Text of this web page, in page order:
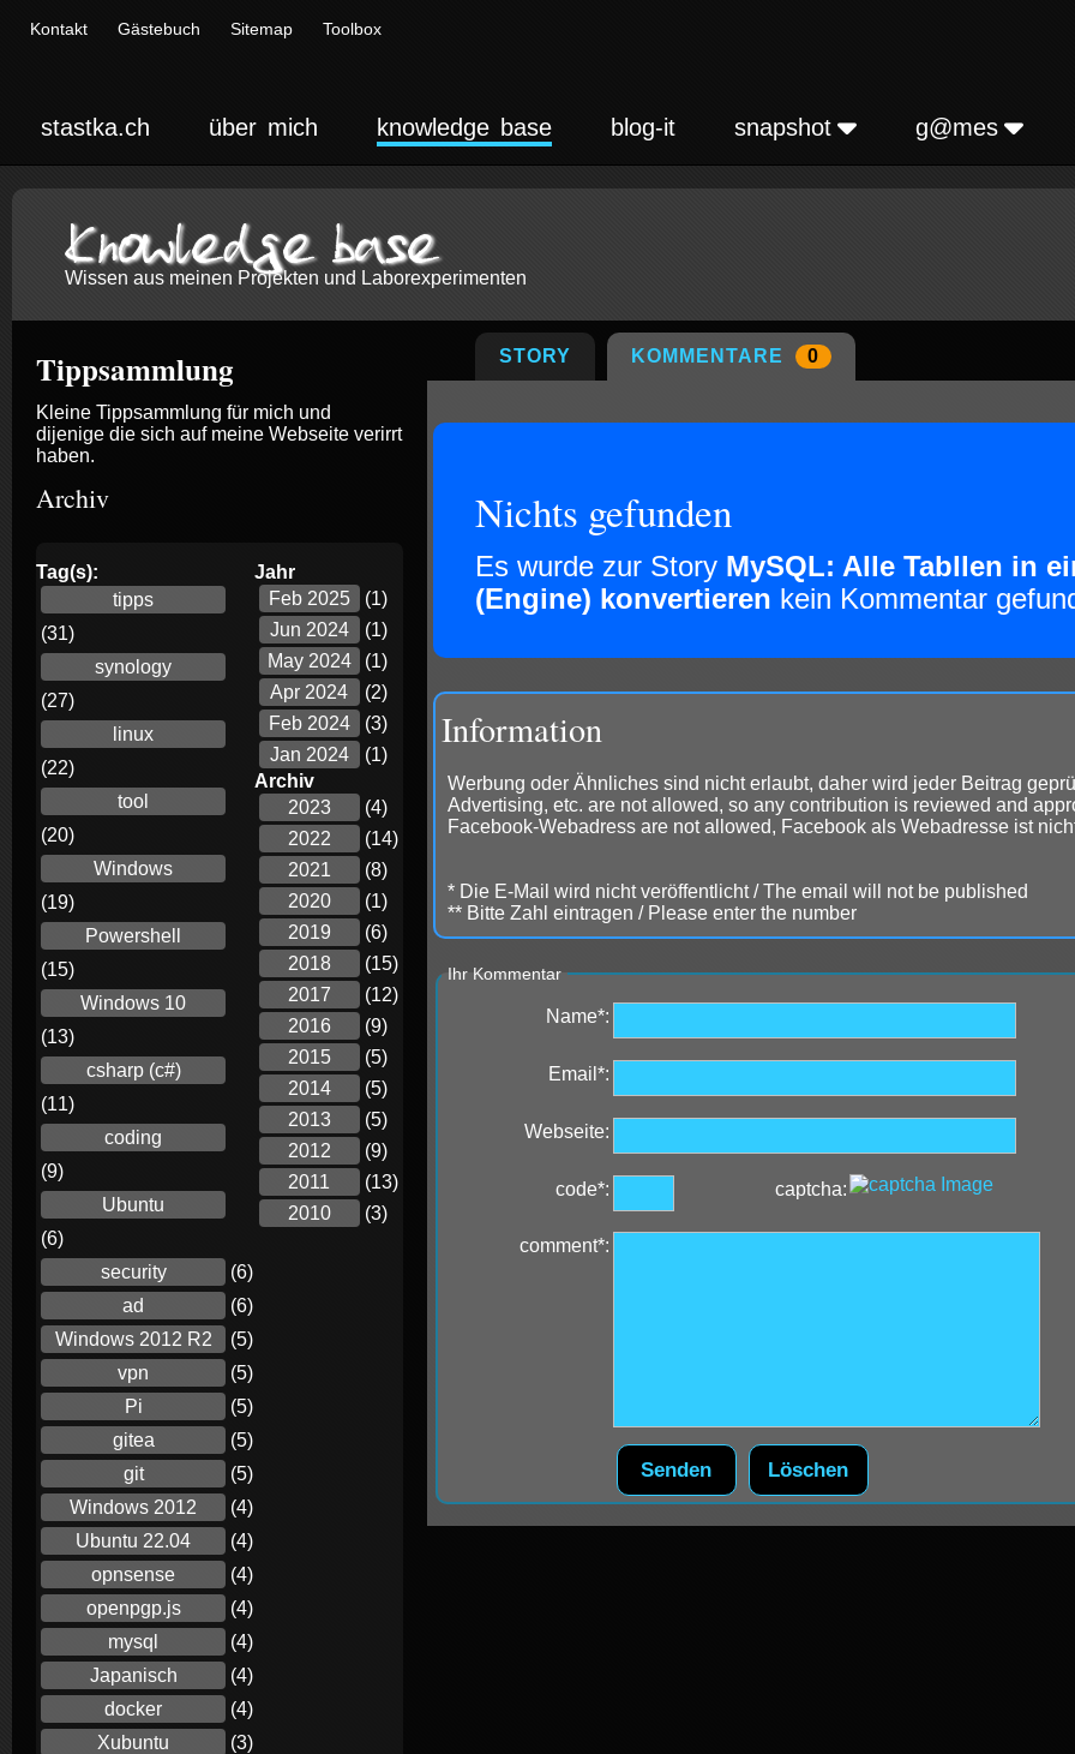
Kontakt Gästebuch Sitemap Toolbox
stastka.ch über mich knowledge base blog-it snapshot g@mes
Knowledge base
Wissen aus meinen Projekten und Laborexperimenten
STORY 0
KOMMENTARE
Nichts gefunden
Es wurde zur Story MySQL: Alle Tabllen in
(Engine) konvertieren kein Kommentar
Information
Werbung oder Ähnliches sind nicht erlaubt, daher wird jeder Beitrag
Advertising, etc. are not allowed, so any contribution is reviewed and
Facebook-Webadress are not allowed, Facebook als Webadresse ist
* Die E-Mail wird nicht veröffentlicht / The email will not be published
** Bitte Zahl eintragen / Please enter the number
Ihr Kommentar
Name*:
Email*:
Webseite:
code*: captcha:
comment*:
Tippsammlung
Kleine Tippsammlung für mich und
dijenige die sich auf meine Webseite verirrt
haben.
Archiv
Jahr
Feb 2025
(1)
Jun 2024
(1)
May 2024
(1)
Apr 2024
(2)
Feb 2024
(3)
Jan 2024
(1)
Archiv
2023
(4)
2022
(14)
2021
(8)
2020
(1)
2019
(6)
2018
(15)
2017
(12)
2016
(9)
2015
(5)
2014
(5)
2013
(5)
2012
(9)
2011
(13)
2010
(3)
Tag(s):
tipps
(31)
synology
(27)
linux
(22)
tool
(20)
Windows
(19)
Powershell
(15)
Windows 10
(13)
csharp (c#)
(11)
coding
(9)
Ubuntu
(6)
security
(6)
ad
(6)
Windows 2012 R2
(5)
vpn
(5)
Pi
(5)
gitea
(5)
git
(5)
Windows 2012
(4)
Ubuntu 22.04
(4)
opnsense
(4)
openpgp.js
(4)
mysql
(4)
Japanisch
(4)
docker
(4)
Xubuntu
(3)